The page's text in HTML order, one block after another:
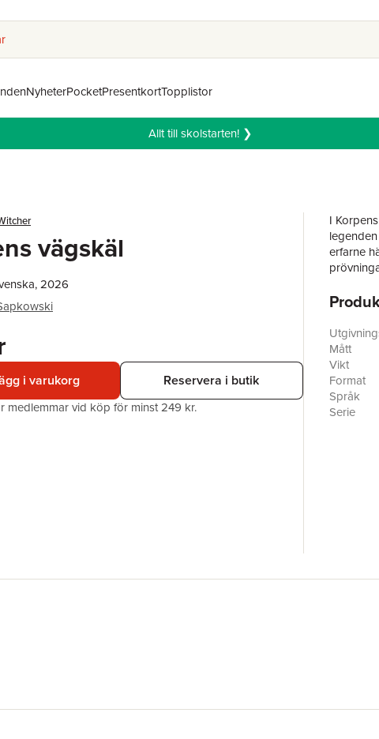
NyheterPocketPresentkortTopplistor
Allt till skolstarten! ❯
vägskäl
2026
i varukorg Reservera i butik
medlemmar vid köp för minst 249 kr.
I
erfarne
Med sin
fel sällan
älskar
läsare
världar.
Mått
Vikt
Format
Språk
Serie